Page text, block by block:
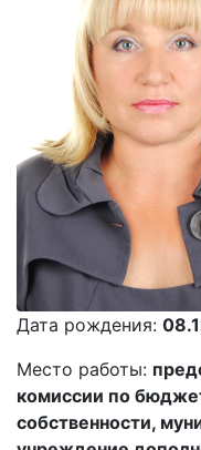
Дата рождения:
Место работы:
комиссии по
собственности,